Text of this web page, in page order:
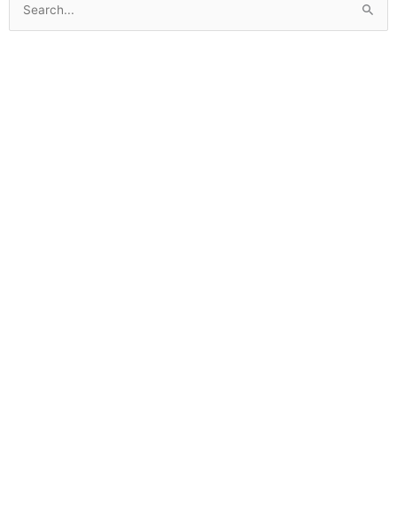
Pesquisar
por: